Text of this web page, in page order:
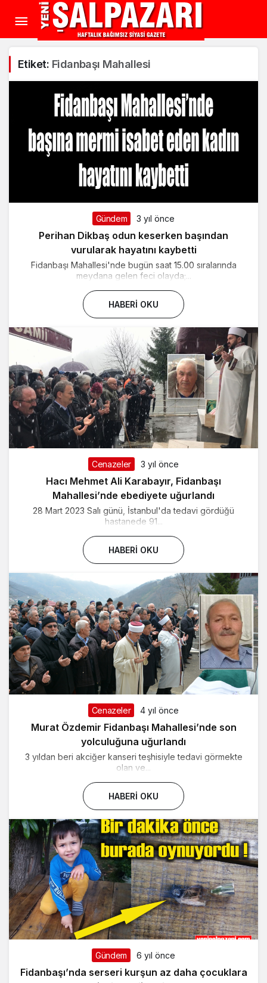
Etiket: Fidanbaşı Mahallesi
Gündem 3 yıl önce
Perihan Dikbaş odun keserken başından
vurularak hayatını kaybetti
Fidanbaşı Mahallesi'nde bugün saat 15.00 sıralarında
meydana gelen feci olayda;...
HABERI OKU
Cenazeler 3 yıl önce
Hacı Mehmet Ali Karabayır, Fidanbaşı
Mahallesi’nde ebediyete uğurlandı
28 Mart 2023 Salı günü, İstanbul'da tedavi gördüğü
hastanede 91...
HABERI OKU
Cenazeler 4 yıl önce
Murat Özdemir Fidanbaşı Mahallesi’nde son
yolculuğuna uğurlandı
3 yıldan beri akciğer kanseri teşhisiyle tedavi görmekte
olan ve...
HABERI OKU
Gündem 6 yıl önce
Fidanbaşı’nda serseri kurşun az daha çocuklara